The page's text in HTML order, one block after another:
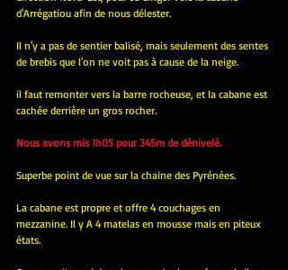
d'Arrégatiou afin de nous délester.
Il n'y a pas de sentier balisé, mais seulement des sentes
de brebis que l'on ne voit pas à cause de la neige.
il faut remonter vers la barre rocheuse, et la cabane est
cachée derrière un gros rocher.
Nous avons mis 1h05 pour 345m de dénivelé.
Superbe point de vue sur la chaine des Pyrénées.
La cabane est propre et offre 4 couchages en
mezzanine. Il y A 4 matelas en mousse mais en piteux
états.